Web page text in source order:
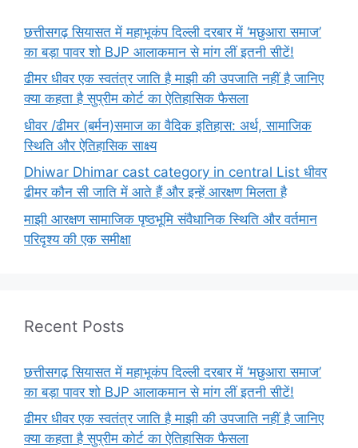
छत्तीसगढ़ सियासत में महाभूकंप दिल्ली दरबार में ‘मछुआरा समाज’
का बड़ा पावर शो BJP आलाकमान से मांग लीं इतनी सीटें!
ढीमर धीवर एक स्वतंत्र जाति है माझी की उपजाति नहीं है जानिए
क्या कहता है सुप्रीम कोर्ट का ऐतिहासिक फैसला
धीवर /ढीमर (बर्मन)समाज का वैदिक इतिहास: अर्थ, सामाजिक
स्थिति और ऐतिहासिक साक्ष्य
Dhiwar Dhimar cast category in central List धीवर
ढीमर कौन सी जाति में आते हैं और इन्हें आरक्षण मिलता है
माझी आरक्षण सामाजिक पृष्ठभूमि संवैधानिक स्थिति और वर्तमान
परिदृश्य की एक समीक्षा
Recent Posts
छत्तीसगढ़ सियासत में महाभूकंप दिल्ली दरबार में ‘मछुआरा समाज’
का बड़ा पावर शो BJP आलाकमान से मांग लीं इतनी सीटें!
ढीमर धीवर एक स्वतंत्र जाति है माझी की उपजाति नहीं है जानिए
क्या कहता है सुप्रीम कोर्ट का ऐतिहासिक फैसला